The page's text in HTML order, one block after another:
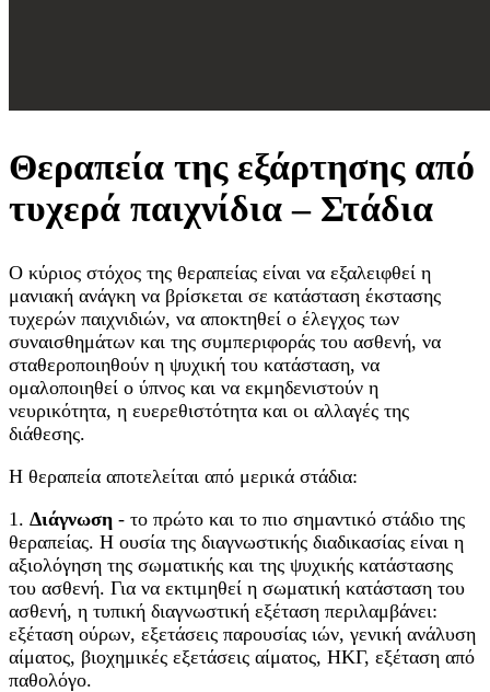
Θεραπεία της εξάρτησης από
τυχερά παιχνίδια – Στάδια
Ο κύριος στόχος της θεραπείας είναι να εξαλειφθεί η
μανιακή ανάγκη να βρίσκεται σε κατάσταση έκστασης
τυχερών παιχνιδιών, να αποκτηθεί ο έλεγχος των
συναισθημάτων και της συμπεριφοράς του ασθενή, να
σταθεροποιηθούν η ψυχική του κατάσταση, να
ομαλοποιηθεί ο ύπνος και να εκμηδενιστούν η
νευρικότητα, η ευερεθιστότητα και οι αλλαγές της
διάθεσης.
Η θεραπεία αποτελείται από μερικά στάδια:
1. Διάγνωση - το πρώτο και το πιο σημαντικό στάδιο της
θεραπείας. Η ουσία της διαγνωστικής διαδικασίας είναι η
αξιολόγηση της σωματικής και της ψυχικής κατάστασης
του ασθενή. Για να εκτιμηθεί η σωματική κατάσταση του
ασθενή, η τυπική διαγνωστική εξέταση περιλαμβάνει:
εξέταση ούρων, εξετάσεις παρουσίας ιών, γενική ανάλυση
αίματος, βιοχημικές εξετάσεις αίματος, ΗΚΓ, εξέταση από
παθολόγο.